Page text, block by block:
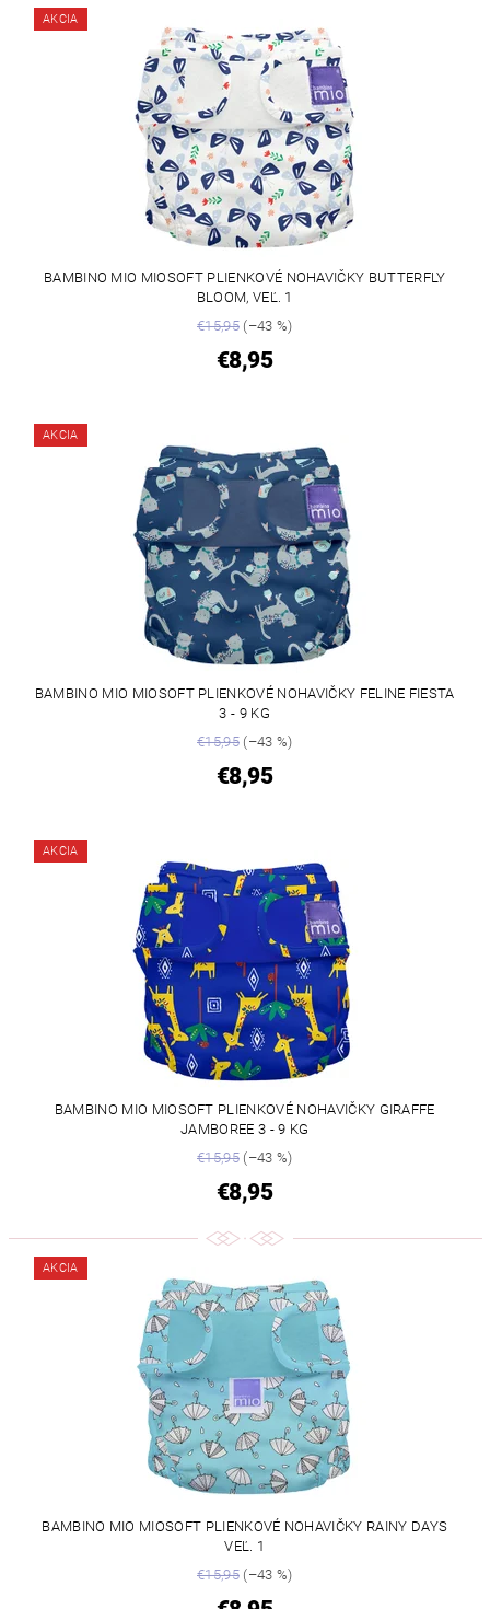
AKCIA
BAMBINO MIO MIOSOFT PLIENKOVÉ NOHAVIČKY BUTTERFLY
BLOOM, VEĽ. 1
€15,95(–43 %)
€8,95
AKCIA
BAMBINO MIO MIOSOFT PLIENKOVÉ NOHAVIČKY FELINE FIESTA
3 - 9 KG
€15,95(–43 %)
€8,95
AKCIA
BAMBINO MIO MIOSOFT PLIENKOVÉ NOHAVIČKY GIRAFFE
JAMBOREE 3 - 9 KG
€15,95(–43 %)
€8,95
AKCIA
BAMBINO MIO MIOSOFT PLIENKOVÉ NOHAVIČKY RAINY DAYS
VEĽ. 1
€15,95(–43 %)